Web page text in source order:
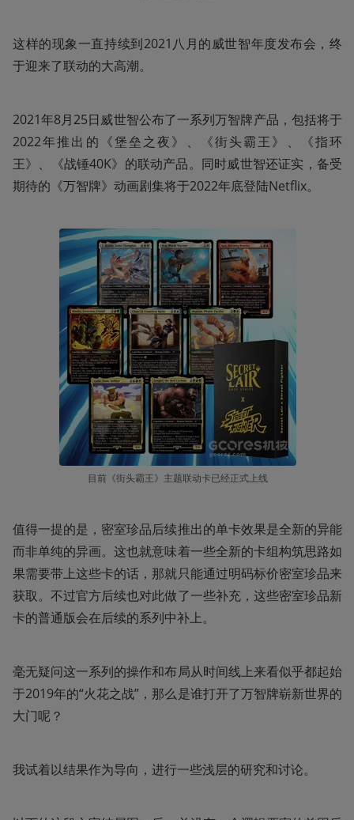
这样的现象一直持续到2021八月的威世智年度发布会，终
于迎来了联动的大高潮。
2021年8月25日威世智公布了一系列万智牌产品，包括将于
2022年推出的《堡垒之夜》、《街头霸王》、《指环
王》、《战锤40K》的联动产品。同时威世智还证实，备受
期待的《万智牌》动画剧集将于2022年底登陆Netflix。
目前《街头霸王》主题联动卡已经正式上线
值得一提的是，密室珍品后续推出的单卡效果是全新的异能
而非单纯的异画。这也就意味着一些全新的卡组构筑思路如
果需要带上这些卡的话，那就只能通过明码标价密室珍品来
获取。不过官方后续也对此做了一些补充，这些密室珍品新
卡的普通版会在后续的系列中补上。
毫无疑问这一系列的操作和布局从时间线上来看似乎都起始
于2019年的“火花之战”，那么是谁打开了万智牌崭新世界的
大门呢？
我试着以结果作为导向，进行一些浅层的研究和讨论。